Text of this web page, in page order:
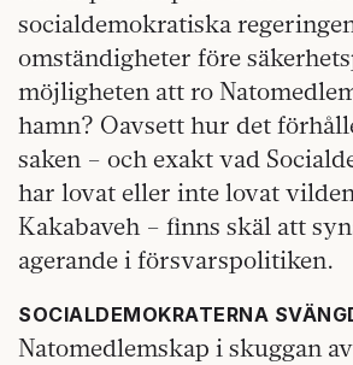
socialdemokratiska
omständigheter före
möjligheten att ro
hamn? Oavsett hur det
saken – och exakt vad
har lovat eller inte lovat
Kakabaveh – finns skäl att
agerande i försvarspolitiken.
SOCIALDEMOKRATERNA
Natomedlemskap i skuggan